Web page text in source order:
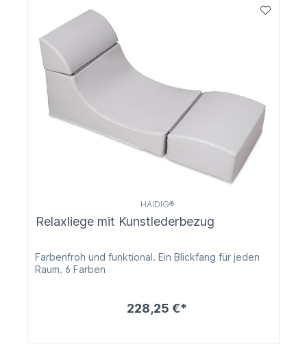
HAIDIG®
Relaxliege mit Kunstlederbezug
Farbenfroh und funktional. Ein Blickfang für jeden
Raum. 6 Farben
228,25 €*